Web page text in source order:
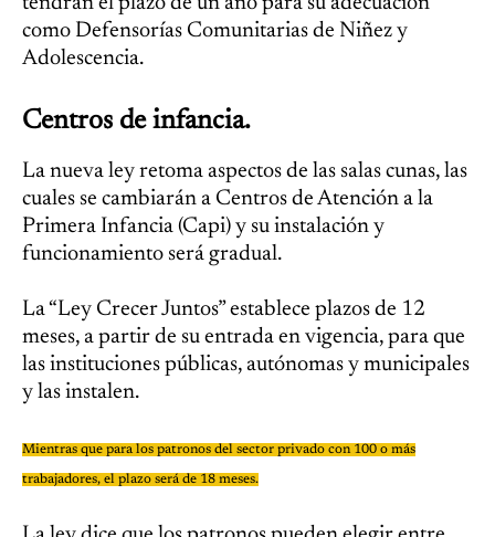
como Defensorías Comunitarias de Niñez y
Adolescencia.
Centros de infancia.
La nueva ley retoma aspectos de las salas cunas, las
cuales se cambiarán a Centros de Atención a la
Primera Infancia (Capi) y su instalación y
funcionamiento será gradual.
La “Ley Crecer Juntos” establece plazos de 12
meses, a partir de su entrada en vigencia, para que
las instituciones públicas, autónomas y municipales
y las instalen.
Mientras que para los patronos del sector privado con 100 o más
trabajadores, el plazo será de 18 meses.